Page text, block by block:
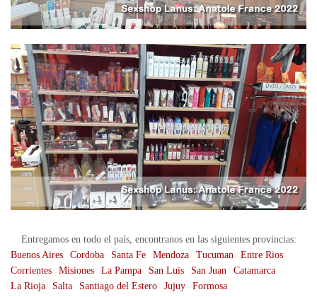
Entregamos en todo el país, encontranos en las siguientes provincias:
Buenos Aires
Cordoba Santa Fe Mendoza Tucuman
Entre Rios
Corrientes
Misiones La Pampa San Luis San Juan
Catamarca
La Rioja
Salta Santiago del Estero Jujuy
Formosa